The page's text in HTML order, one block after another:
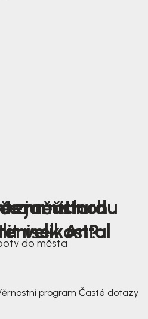
jarních
Antal
změřit nohu
velikost?
mustard
do města
program Časté dotazy